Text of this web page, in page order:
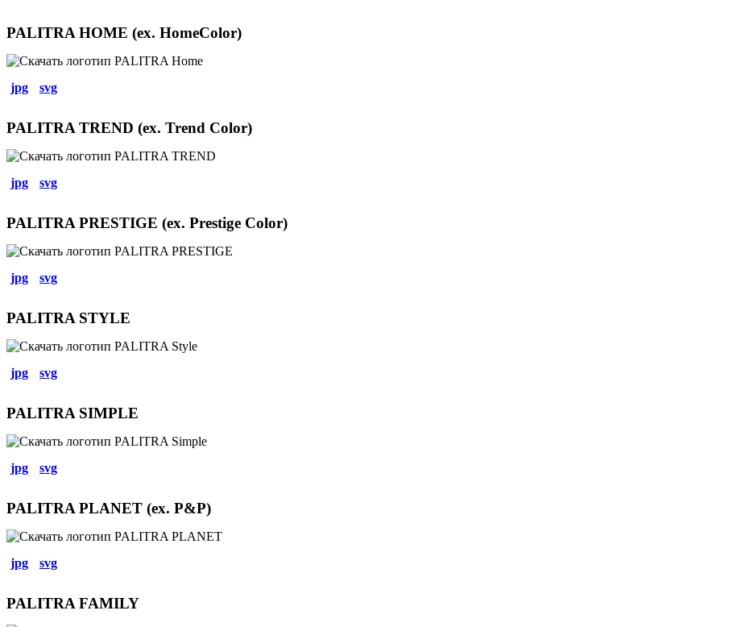
PALITRA HOME (ex. HomeColor)
jpg svg
PALITRA TREND (ex. Trend Color)
jpg svg
PALITRA PRESTIGE (ex. Prestige Color)
jpg svg
PALITRA STYLE
jpg svg
PALITRA SIMPLE
jpg svg
PALITRA PLANET (ex. P&P)
jpg svg
PALITRA FAMILY